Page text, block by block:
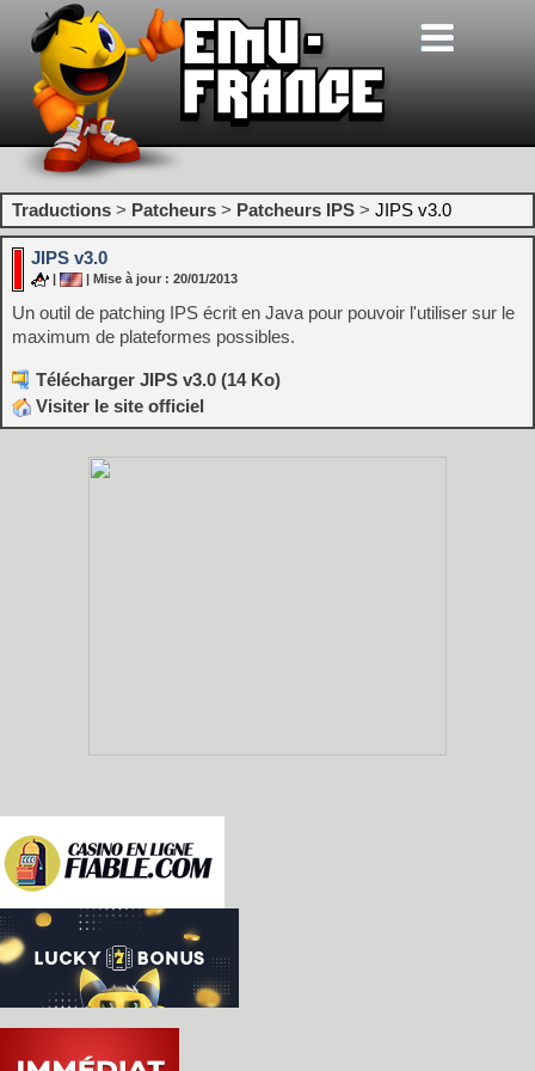
Traductions > Patcheurs > Patcheurs IPS > JIPS v3.0
JIPS v3.0
| | Mise à jour : 20/01/2013
Un outil de patching IPS écrit en Java pour pouvoir l'utiliser sur le
maximum de plateformes possibles.
Télécharger JIPS v3.0 (14 Ko)
Visiter le site officiel